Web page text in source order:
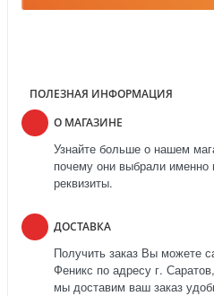
ПОЛЕЗНАЯ ИНФОРМАЦИЯ
О МАГАЗИНЕ
Узнайте больше о нашем
почему они выбрали именно
реквизиты.
ДОСТАВКА
Получить заказ Вы можете
Феникс по адресу г.
мы доставим ваш заказ